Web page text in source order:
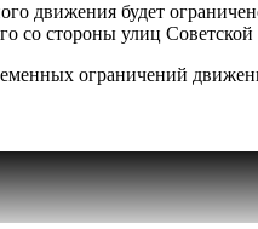
движения будет
со стороны улиц
ограничений